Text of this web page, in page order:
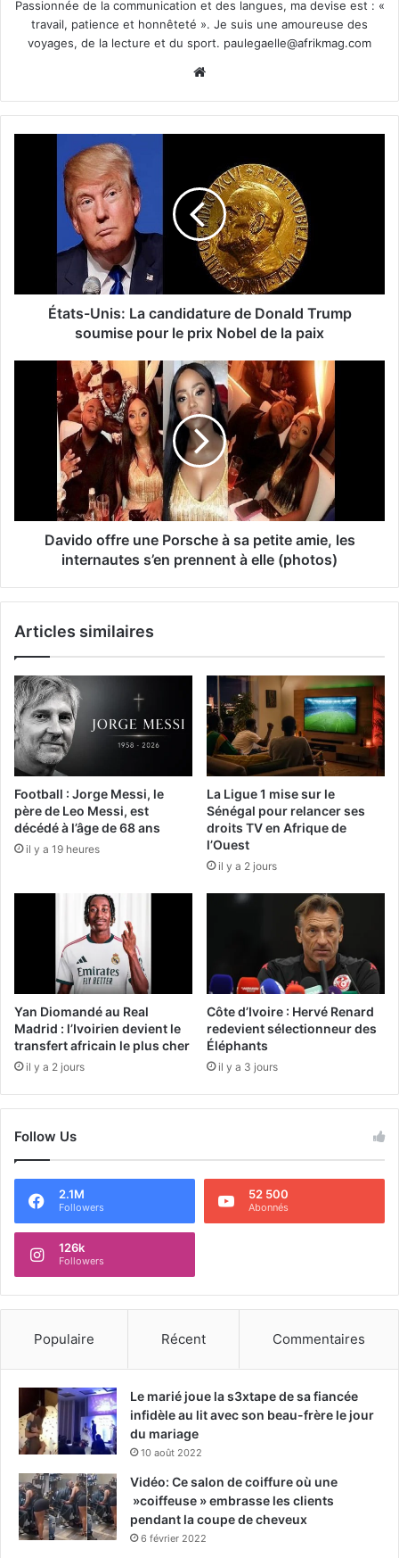
Passionnée de la communication et des langues, ma devise est : «
travail, patience et honnêteté ». Je suis une amoureuse des
voyages, de la lecture et du sport. paulegaelle@afrikmag.com
États-Unis: La candidature de Donald Trump
soumise pour le prix Nobel de la paix
Davido offre une Porsche à sa petite amie, les
internautes s’en prennent à elle (photos)
Articles similaires
Football : Jorge Messi, le
père de Leo Messi, est
décédé à l’âge de 68 ans
il y a 19 heures
La Ligue 1 mise sur le
Sénégal pour relancer ses
droits TV en Afrique de
l’Ouest
il y a 2 jours
Yan Diomandé au Real
Madrid : l’Ivoirien devient le
transfert africain le plus cher
il y a 2 jours
Côte d’Ivoire : Hervé Renard
redevient sélectionneur des
Éléphants
il y a 3 jours
Follow Us
2.1M
Followers
52 500
Abonnés
126k
Followers
Populaire Récent Commentaires
Le marié joue la s3xtape de sa fiancée
infidèle au lit avec son beau-frère le jour
du mariage
10 août 2022
Vidéo: Ce salon de coiffure où une
»coiffeuse » embrasse les clients
pendant la coupe de cheveux
6 février 2022